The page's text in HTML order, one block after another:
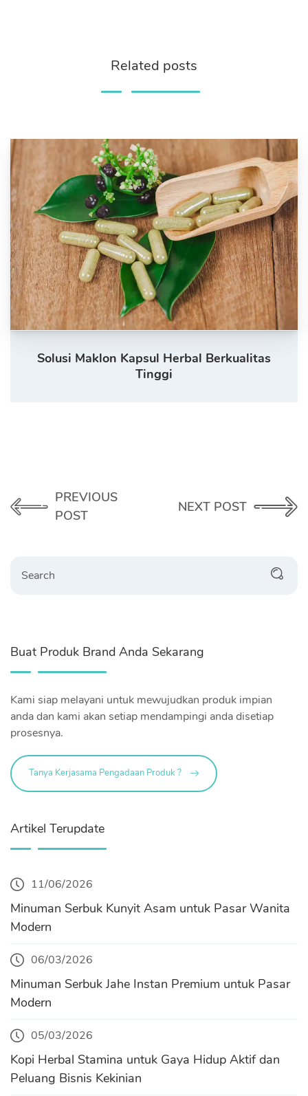
Related posts
Solusi Maklon Kapsul Herbal Berkualitas
Tinggi
PREVIOUS
POST
NEXT POST
Buat Produk Brand Anda Sekarang
Kami siap melayani untuk mewujudkan produk impian
anda dan kami akan setiap mendampingi anda disetiap
prosesnya.
Tanya Kerjasama Pengadaan Produk ?
Artikel Terupdate
11/06/2026
Minuman Serbuk Kunyit Asam untuk Pasar Wanita
Modern
06/03/2026
Minuman Serbuk Jahe Instan Premium untuk Pasar
Modern
05/03/2026
Kopi Herbal Stamina untuk Gaya Hidup Aktif dan
Peluang Bisnis Kekinian